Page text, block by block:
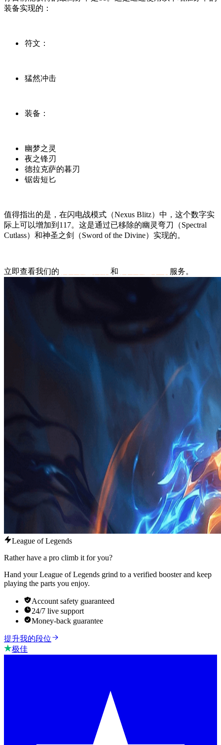
装备实现的：
符文：
猛然冲击
装备：
幽梦之灵
夜之锋刃
德拉克萨的暮刃
锯齿短匕
值得指出的是，在闪电战模式（Nexus Blitz）中，这个数字实
际上可以增加到117。这是通过已移除的幽灵弯刀（Spectral
Cutlass）和神圣之剑（Sword of the Divine）实现的。
立即查看我们的 和 服务。
League of Legends
Rather have a pro climb it for you?
Hand your League of Legends grind to a verified booster and keep
playing the parts you enjoy.
Account safety guaranteed
24/7 live support
Money-back guarantee
提升我的段位
极佳